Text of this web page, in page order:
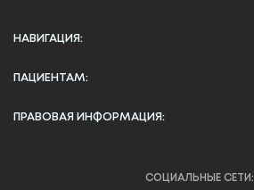
НАВИГАЦИЯ:
ПАЦИЕНТАМ:
ПРАВОВАЯ ИНФОРМАЦИЯ:
СОЦИАЛЬНЫЕ СЕТИ: